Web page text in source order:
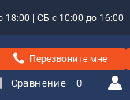
| СБ с 10:00 до 16:00
Перезвоните мне
Сравнение 0